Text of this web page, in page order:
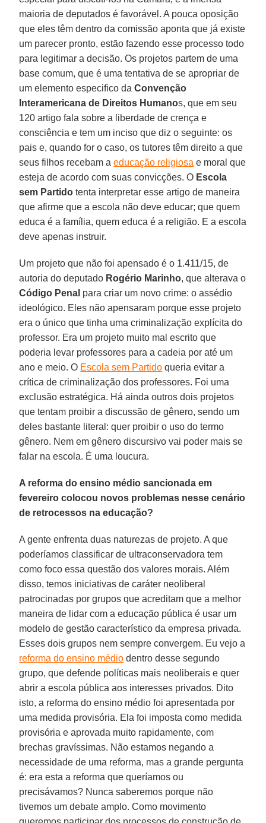
maioria de deputados é favorável. A pouca oposição
que eles têm dentro da comissão aponta que já existe
um parecer pronto, estão fazendo esse processo todo
para legitimar a decisão. Os projetos partem de uma
base comum, que é uma tentativa de se apropriar de
um elemento especifico daConvenção
Interamericana de Direitos Humanos, que em seu
120 artigo fala sobre a liberdade de crença e
consciência e tem um inciso que diz o seguinte: os
pais e, quando for o caso, os tutores têm direito a que
seus filhos recebam aeducação religiosa e moral que
esteja de acordo com suas convicções. O Escola
sem Partido tenta interpretar esse artigo de maneira
que afirme que a escola não deve educar; que quem
educa é a família, quem educa é a religião. E a escola
deve apenas instruir.
Um projeto que não foi apensado é o 1.411/15, de
autoria do deputado Rogério Marinho, que alterava o
Código Penal para criar um novo crime: o assédio
ideológico. Eles não apensaram porque esse projeto
era o único que tinha uma criminalização explícita do
professor. Era um projeto muito mal escrito que
poderia levar professores para a cadeia por até um
ano e meio. O Escola sem Partido queria evitar a
crítica de criminalização dos professores. Foi uma
exclusão estratégica. Há ainda outros dois projetos
que tentam proibir a discussão de gênero, sendo um
deles bastante literal: quer proibir o uso do termo
gênero. Nem em gênero discursivo vai poder mais se
falar na escola. É uma loucura.
A reforma do ensino médio sancionada em
fevereiro colocou novos problemas nesse cenário
de retrocessos na educação?
A gente enfrenta duas naturezas de projeto. A que
poderíamos classificar de ultraconservadora tem
como foco essa questão dos valores morais. Além
disso, temos iniciativas de caráter neoliberal
patrocinadas por grupos que acreditam que a melhor
maneira de lidar com a educação pública é usar um
modelo de gestão característico da empresa privada.
Esses dois grupos nem sempre convergem. Eu vejo a
reforma do ensino médio dentro desse segundo
grupo, que defende políticas mais neoliberais e quer
abrir a escola pública aos interesses privados. Dito
isto, a reforma do ensino médio foi apresentada por
uma medida provisória. Ela foi imposta como medida
provisória e aprovada muito rapidamente, com
brechas gravíssimas. Não estamos negando a
necessidade de uma reforma, mas a grande pergunta
é: era esta a reforma que queríamos ou
precisávamos? Nunca saberemos porque não
tivemos um debate amplo. Como movimento